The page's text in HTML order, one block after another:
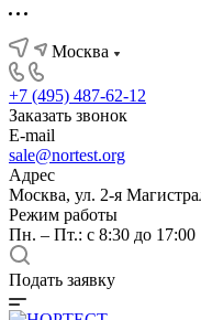
Москва
+7 (495) 487-62-12
Заказать звонок
E-mail
sale@nortest.org
Адрес
Москва, ул. 2-я
Режим работы
Пн. – Пт.: с 8:30 до 17:00
Подать заявку